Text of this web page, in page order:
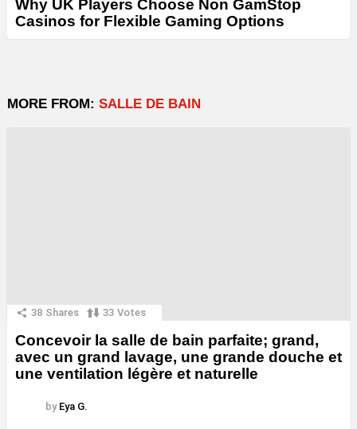
Why UK Players Choose Non GamStop
Casinos for Flexible Gaming Options
MORE FROM: SALLE DE BAIN
38 Shares 33 Votes
Concevoir la salle de bain parfaite; grand,
avec un grand lavage, une grande douche et
une ventilation légère et naturelle
by Eya G.